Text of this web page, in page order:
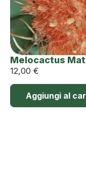
Melocactus
12,00 €
Aggiungi al